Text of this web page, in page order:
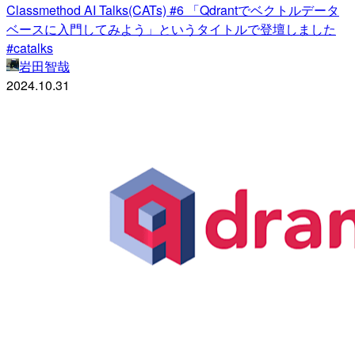
Classmethod AI Talks(CATs) #6 「Qdrantでベクトルデータ
ベースに入門してみよう」というタイトルで登壇しました
#catalks
岩田智哉
2024.10.31